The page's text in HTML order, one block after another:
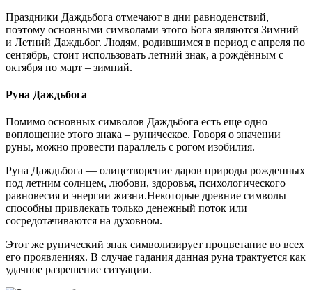
Праздники Даждьбога отмечают в дни равноденствий,
поэтому основными символами этого Бога являются Зимний
и Летний Даждьбог. Людям, родившимся в период с апреля по
сентябрь, стоит использовать летний знак, а рождённым с
октября по март – зимний.
Руна Даждьбога
Помимо основных символов Даждьбога есть еще одно
воплощение этого знака – руническое. Говоря о значении
руны, можно провести параллель с рогом изобилия.
Руна Даждьбога — олицетворение даров природы рожденных
под летним солнцем, любови, здоровья, психологического
равновесия и энергии жизни.Некоторые древние символы
способны привлекать только денежный поток или
сосредотачиваются на духовном.
Этот же рунический знак символизирует процветание во всех
его проявлениях. В случае гадания данная руна трактуется как
удачное разрешение ситуации.